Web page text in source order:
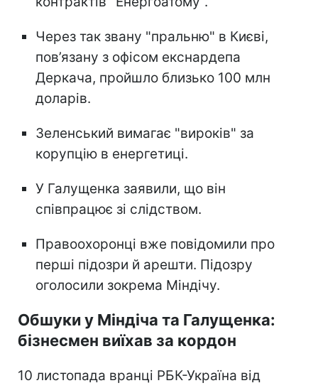
Через так звану "пральню" в Києві,
пов’язану з офісом екснардепа
Деркача, пройшло близько 100 млн
доларів.
Зеленський вимагає "вироків" за
корупцію в енергетиці.
У Галущенка заявили, що він
співпрацює зі слідством.
Правоохоронці вже повідомили про
перші підозри й арешти. Підозру
оголосили зокрема Міндічу.
Обшуки у Міндіча та Галущенка:
бізнесмен виїхав за кордон
10 листопада вранці РБК-Україна від